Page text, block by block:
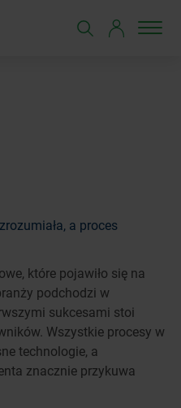
a proces
które pojawiło się na
podchodzi w
sukcesami stoi
Wszystkie procesy w
technologie, a
znacznie przykuwa